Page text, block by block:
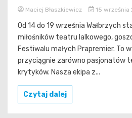
Maciej Błaszkiewicz 15 września
Od 14 do 19 września Wałbrzych
miłośników teatru lalkowego,
Festiwalu małych Prapremier. To
przyciągnie zarówno pasjonatów
krytyków. Nasza ekipa z...
Czytaj dalej